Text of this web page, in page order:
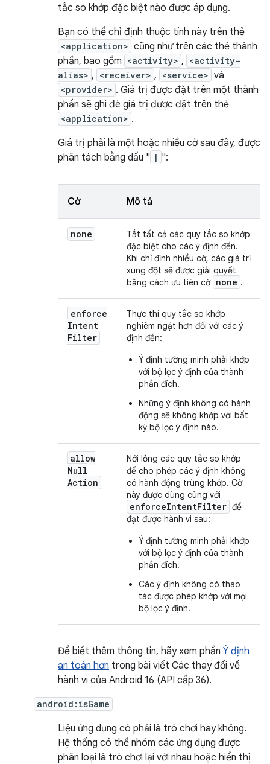
tắc so khớp đặc biệt nào được áp dụng.
Bạn có thể chỉ định thuộc tính này trên thẻ
<application> cũng như trên các thẻ thành
phần, bao gồm <activity> , <activity-
alias> , <receiver> , <service> và
<provider> . Giá trị được đặt trên một thành
phần sẽ ghi đè giá trị được đặt trên thẻ
<application> .
Giá trị phải là một hoặc nhiều cờ sau đây, được
phân tách bằng dấu " | ":
Cờ Mô tả
none
Tắt tất cả các quy tắc so khớp
đặc biệt cho các ý định đến.
Khi chỉ định nhiều cờ, các giá trị
xung đột sẽ được giải quyết
bằng cách ưu tiên cờ none .
enforce
Intent
Filter
Thực thi quy tắc so khớp
nghiêm ngặt hơn đối với các ý
định đến:
Ý định tường minh phải khớp
với bộ lọc ý định của thành
phần đích.
Những ý định không có hành
động sẽ không khớp với bất
kỳ bộ lọc ý định nào.
allow
Null
Action
Nới lỏng các quy tắc so khớp
để cho phép các ý định không
có hành động trùng khớp. Cờ
này được dùng cùng với
enforceIntentFilter để
đạt được hành vi sau:
Ý định tường minh phải khớp
với bộ lọc ý định của thành
phần đích.
Các ý định không có thao
tác được phép khớp với mọi
bộ lọc ý định.
Để biết thêm thông tin, hãy xem phần Ý định
an toàn hơn trong bài viết Các thay đổi về
hành vi của Android 16 (API cấp 36).
android:isGame
Liệu ứng dụng có phải là trò chơi hay không.
Hệ thống có thể nhóm các ứng dụng được
phân loại là trò chơi lại với nhau hoặc hiển thị